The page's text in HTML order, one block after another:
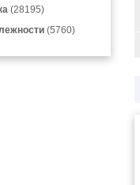
(28195)
(5760)